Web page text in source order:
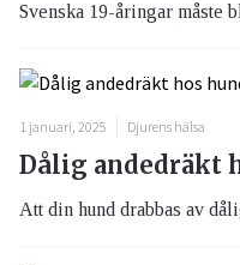
Svenska 19-åringar måste
1 januari, 2025 Djurens hälsa
Dålig andedräkt
Att din hund drabbas av